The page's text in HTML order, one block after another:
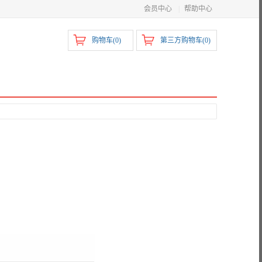
会员中心 帮助中心
第三方购物车(0)
购物车(0)